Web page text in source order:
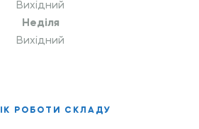
Вихідний
Неділя
Вихідний
РОБОТИ СКЛАДУ